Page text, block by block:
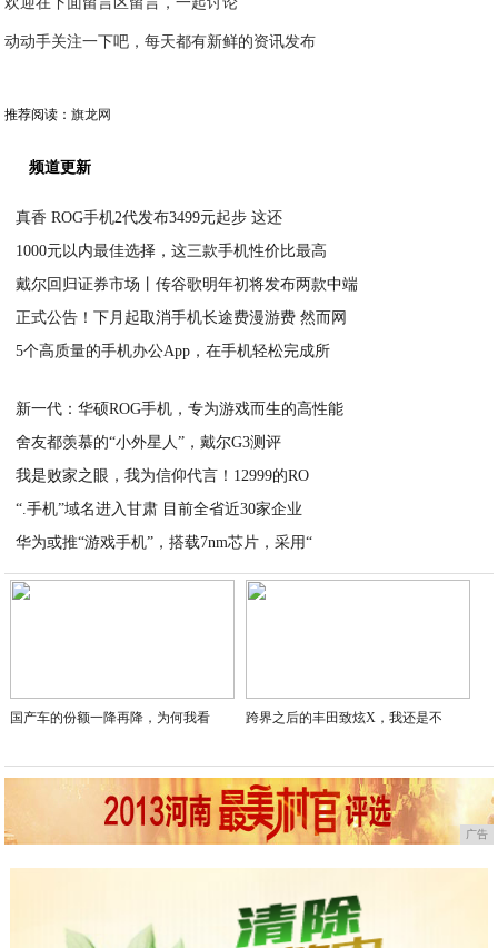
动动手关注一下吧，每天都有新鲜的资讯发布
推荐阅读：旗龙网
频道更新
真香 ROG手机2代发布3499元起步 这还
1000元以内最佳选择，这三款手机性价比最高
戴尔回归证券市场丨传谷歌明年初将发布两款中端
正式公告！下月起取消手机长途费漫游费 然而网
5个高质量的手机办公App，在手机轻松完成所
新一代：华硕ROG手机，专为游戏而生的高性能
舍友都羡慕的“小外星人”，戴尔G3测评
我是败家之眼，我为信仰代言！12999的RO
“.手机”域名进入甘肃 目前全省近30家企业
华为或推“游戏手机”，搭载7nm芯片，采用“
2020-06-16
国产车的份额一降再降，为何我看 跨界之后的丰田致炫X，我还是不
广告